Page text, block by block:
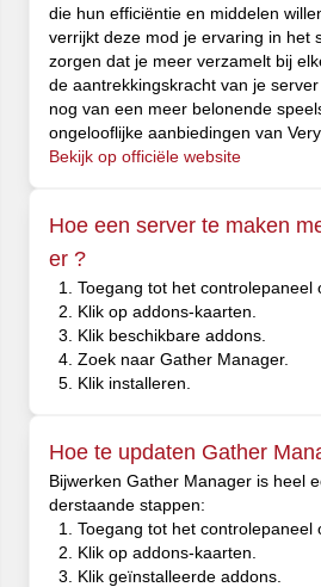
die hun efficiëntie en middelen
verrijkt deze mod je ervaring in het
zorgen dat je meer verzamelt bij
de aantrekkingskracht van je
nog van een meer belonende
ongelooflijke aanbiedingen van
Bekijk op officiële website
Hoe een server te maken
er ?
Toegang tot het controlepaneel
Klik op addons-kaarten.
Klik beschikbare addons.
Zoek naar Gather Manager.
Klik installeren.
Hoe te updaten Gather
Bijwerken Gather Manager is heel
derstaande stappen:
Toegang tot het controlepaneel
Klik op addons-kaarten.
Klik geïnstalleerde addons.